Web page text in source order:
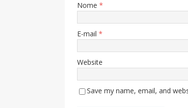
Nome *
E-mail *
Website
Save my name, email, and